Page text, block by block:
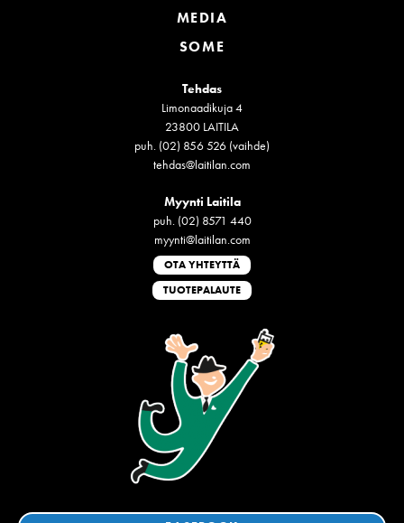
MEDIA
SOME
Tehdas
Limonaadikuja 4
23800 LAITILA
puh. (02) 856 526 (vaihde)
tehdas@laitilan.com
Myynti Laitila
puh. (02) 8571 440
myynti@laitilan.com
OTA YHTEYTTÄ
TUOTEPALAUTE